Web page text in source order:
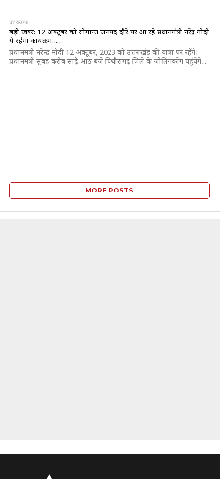
उत्तराखण्ड
बड़ी खबर: 12 अक्टूबर को सीमान्त जनपद दौरे पर आ रहे प्रधानमंत्री नरेंद्र मोदी
ये रहेगा कार्यक्रम……
प्रधानमंत्री नरेन्द्र मोदी 12 अक्टूबर, 2023 को उत्तराखंड की यात्रा पर रहेंगे।
प्रधानमंत्री सुबह करीब साढ़े आठ बजे पिथौरागढ़ जिले के जोलिंगकोंग पहुंचेंगे,...
MORE POSTS